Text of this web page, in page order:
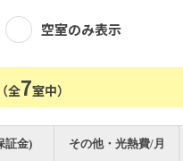
空室のみ表示
全7室中）
証金) その他・光熱費/月